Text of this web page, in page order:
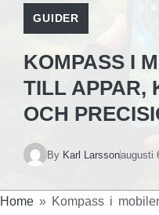
GUIDER
KOMPASS I
TILL APPAR,
OCH
By Karl Larssonaugusti
Home » Kompass i